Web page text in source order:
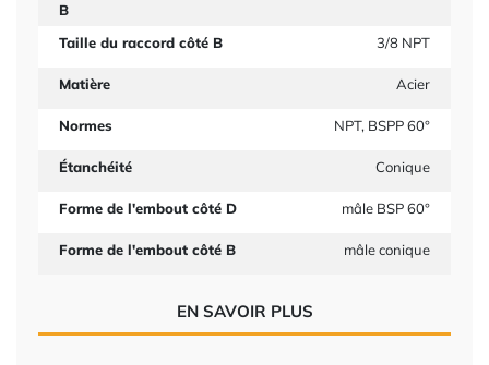
B
Taille du raccord côté B 3/8 NPT
Matière Acier
Normes NPT, BSPP 60°
Étanchéité Conique
Forme de l'embout côté D mâle BSP 60°
Forme de l'embout côté B mâle conique
EN SAVOIR PLUS